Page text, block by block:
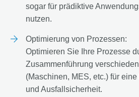
sogar für prädiktive
nutzen.
Optimierung von Prozessen:
Optimieren Sie Ihre Prozesse
Zusammenführung
(Maschinen, MES, etc.) für
und Ausfallsicherheit.